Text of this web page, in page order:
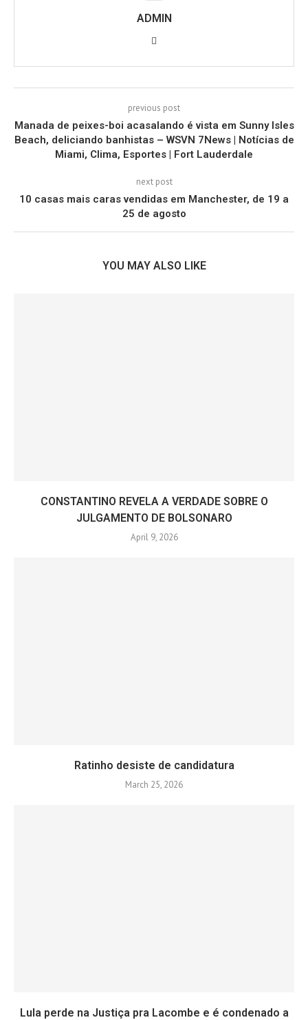
ADMIN
previous post
Manada de peixes-boi acasalando é vista em Sunny Isles
Beach, deliciando banhistas – WSVN 7News | Notícias de
Miami, Clima, Esportes | Fort Lauderdale
next post
10 casas mais caras vendidas em Manchester, de 19 a
25 de agosto
YOU MAY ALSO LIKE
CONSTANTINO REVELA A VERDADE SOBRE O
JULGAMENTO DE BOLSONARO
April 9, 2026
Ratinho desiste de candidatura
March 25, 2026
Lula perde na Justiça pra Lacombe e é condenado a